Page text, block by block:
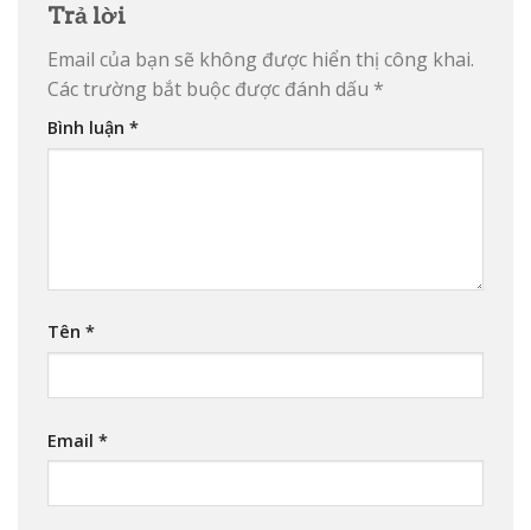
Trả lời
Email của bạn sẽ không được hiển thị công khai.
Các trường bắt buộc được đánh dấu *
Bình luận *
Tên *
Email *